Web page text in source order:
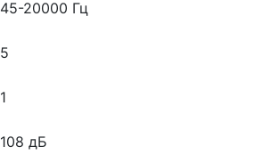
45-20000 Гц
5
1
108 дБ